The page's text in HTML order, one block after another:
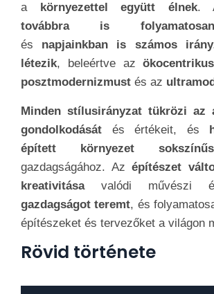
akörnyezettel együtt élnek.
továbbra is
és napjainkban is számos
létezik, beleértve az
posztmodernizmust és az
Minden stílusirányzat tükrözi az
gondolkodását és értékeit, és
épített környezet
gazdagságához. Az építészet
kreativitásavalódi művészi
gazdagságot teremt, és
építészeket és tervezőket a világon
Rövid története